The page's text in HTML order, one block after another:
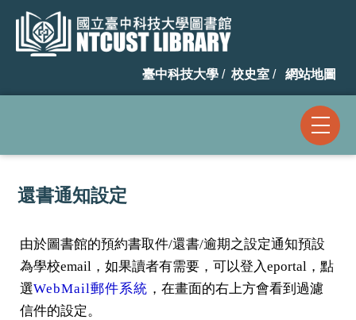
跳
臺中科技大學 / 校史室 / 網站地圖
還書通知設定
由於圖書館的預約書取件/還書/逾期之設定通知預設
為學校email，如果讀者有需要，可以登入eportal，點
選WebMail郵件系統 ，在畫面的右上方會看到過濾
信件的設定。